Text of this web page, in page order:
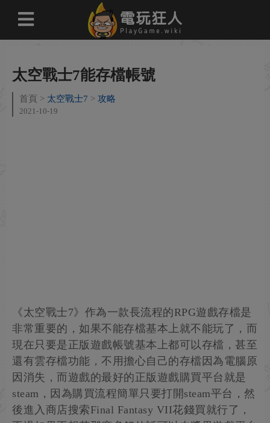
太空戰士7能存檔帳號
首頁 太空戰士7 攻略
2021-10-19
《太空戰士7》作為一款長流程的RPG遊戲存檔是
非常重要的，如果不能存檔基本上就不能玩了，而
現在只要是正版遊戲帳號基本上都可以存檔，甚至
還有雲存檔功能，不用擔心自己的存檔因為電腦原
因消失，而遊戲的最好的正版遊戲購買平台就是
steam，因為購買流程簡單只要打開steam平台，然
後進入商店搜索Final Fantasy VII花錢買就行了，